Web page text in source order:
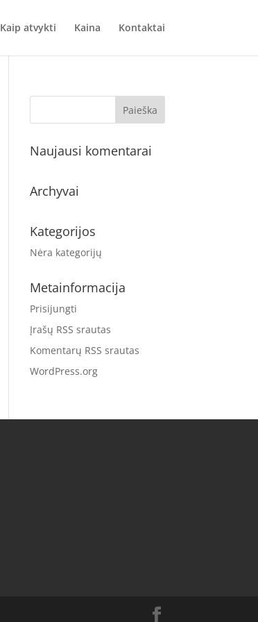
Kaip atvykti Kaina Kontaktai
Naujausi komentarai
Archyvai
Kategorijos
Nėra kategorijų
Metainformacija
Prisijungti
Įrašų RSS srautas
Komentarų RSS srautas
WordPress.org